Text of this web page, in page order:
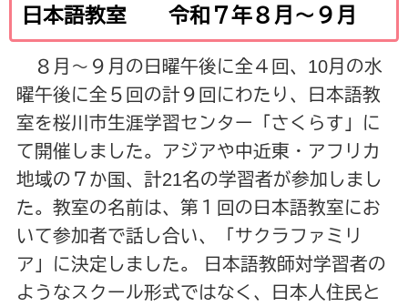
日本語教室 令和７年８月～９月
８月～９月の日曜午後に全４回、10月の水
曜午後に全５回の計９回にわたり、日本語教
室を桜川市生涯学習センター「さくらす」に
て開催しました。アジアや中近東・アフリカ
地域の７か国、計21名の学習者が参加しまし
た。教室の名前は、第１回の日本語教室にお
いて参加者で話し合い、「サクラファミリ
ア」に決定しました。 日本語教師対学習者の
ようなスクール形式ではなく、日本人住民と